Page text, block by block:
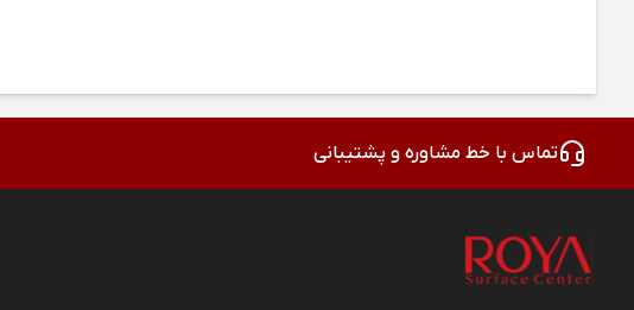
تماس با خط مشاوره و پشتیبانی